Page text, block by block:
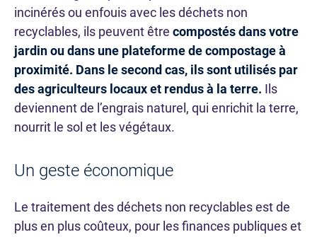
incinérés ou enfouis avec les déchets non
recyclables, ils peuvent être compostés dans votre
jardin ou dans une plateforme de compostage à
proximité. Dans le second cas, ils sont utilisés par
des agriculteurs locaux et rendus à la terre. Ils
deviennent de l’engrais naturel, qui enrichit la terre,
nourrit le sol et les végétaux.
Un geste économique
Le traitement des déchets non recyclables est de
plus en plus coûteux, pour les finances publiques et